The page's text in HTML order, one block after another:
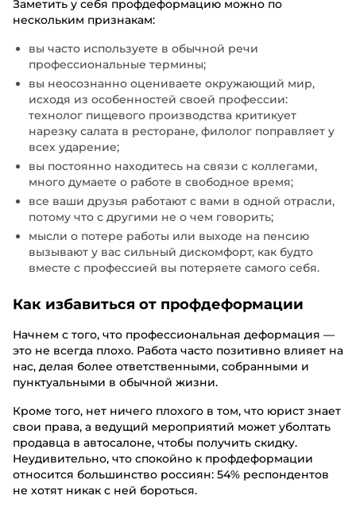
Заметить у себя профдеформацию можно по
нескольким признакам:
вы часто используете в обычной речи
профессиональные термины;
вы неосознанно оцениваете окружающий мир,
исходя из особенностей своей профессии:
технолог пищевого производства критикует
нарезку салата в ресторане, филолог поправляет у
всех ударение;
вы постоянно находитесь на связи с коллегами,
много думаете о работе в свободное время;
все ваши друзья работают с вами в одной отрасли,
потому что с другими не о чем говорить;
мысли о потере работы или выходе на пенсию
вызывают у вас сильный дискомфорт, как будто
вместе с профессией вы потеряете самого себя.
Как избавиться от профдеформации
Начнем с того, что профессиональная деформация —
это не всегда плохо. Работа часто позитивно влияет на
нас, делая более ответственными, собранными и
пунктуальными в обычной жизни.
Кроме того, нет ничего плохого в том, что юрист знает
свои права, а ведущий мероприятий может уболтать
продавца в автосалоне, чтобы получить скидку.
Неудивительно, что спокойно к профдеформации
относится большинство россиян: 54% респондентов
не хотят никак с ней бороться.